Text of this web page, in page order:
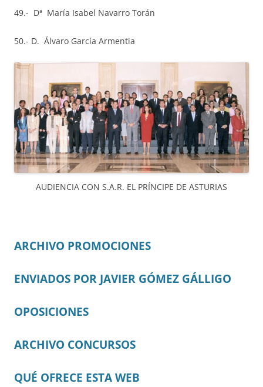
49.- Dª María Isabel Navarro Torán
50.- D. Álvaro García Armentia
AUDIENCIA CON S.A.R. EL PRÍNCIPE DE ASTURIAS
ARCHIVO PROMOCIONES
ENVIADOS POR JAVIER GÓMEZ GÁLLIGO
OPOSICIONES
ARCHIVO CONCURSOS
QUÉ OFRECE ESTA WEB